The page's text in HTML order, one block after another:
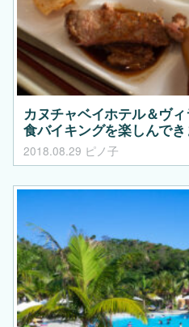
カヌチャベイホテル＆ヴ
食バイキングを楽しんで
2018.08.29 ピノ子